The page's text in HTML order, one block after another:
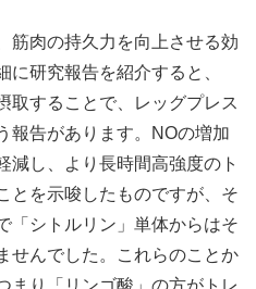
筋肉の持久力を向上させる効
研究報告を紹介すると、
取することで、レッグプレス
報告があります。NOの増加
減し、より長時間高強度のト
とを示唆したものですが、そ
「シトルリン」単体からはそ
せんでした。これらのことか
まり「リンゴ酸」の方がトレ